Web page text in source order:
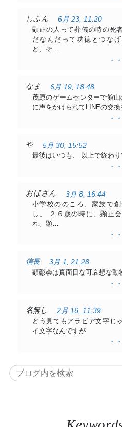
しふん
6月 23, 11:20
顕正の人って葬儀の時の死
だなんだって功徳とつな
ど、そ…
・
なま
6月 19, 18:48
茂原のゲームセンターで館
に声をかけられてLINEの交
・
や
5月 30, 15:52
最後はいつも、 以上で終わ
・
おばさん
3月 8, 16:44
小学校ののころ、家族で
し、 ２６歳の時に、顕正
れ、顕…
・
信長
3月 1, 21:28
顕彰会は真面目な可哀想な動
・
名無し
2月 16, 11:39
どう見てもアラビア文字じ
イ文字なんですが
・